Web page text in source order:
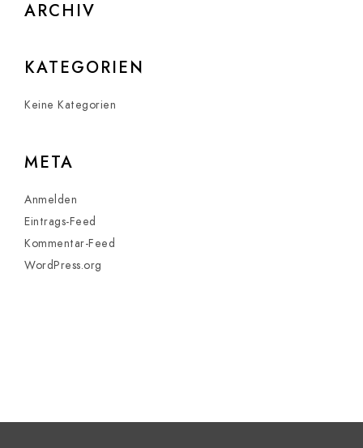
ARCHIV
KATEGORIEN
Keine Kategorien
META
Anmelden
Eintrags-Feed
Kommentar-Feed
WordPress.org